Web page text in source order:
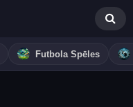
Futbola Spēles